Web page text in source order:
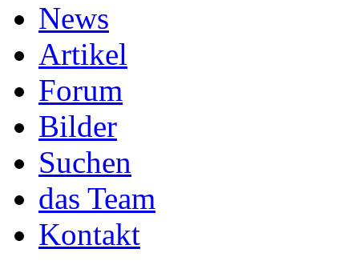
News
Artikel
Forum
Bilder
Suchen
das Team
Kontakt